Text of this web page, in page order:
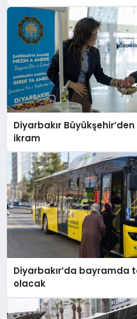
SPOR
TEKNOLOJI
Diyarbakır
ikram
Diyarbakır’da bayramda
olacak